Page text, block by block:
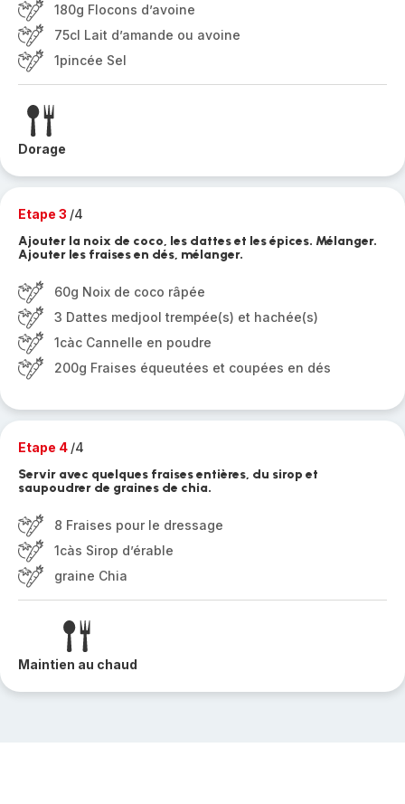
180g Flocons d’avoine
75cl Lait d’amande ou avoine
1pincée Sel
Dorage
Etape 3 /4
Ajouter la noix de coco, les dattes et les épices. Mélanger.
Ajouter les fraises en dés, mélanger.
60g Noix de coco râpée
3 Dattes medjool trempée(s) et hachée(s)
1càc Cannelle en poudre
200g Fraises équeutées et coupées en dés
Etape 4 /4
Servir avec quelques fraises entières, du sirop et
saupoudrer de graines de chia.
8 Fraises pour le dressage
1càs Sirop d’érable
graine Chia
Maintien au chaud